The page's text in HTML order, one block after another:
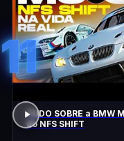
11
TUDO SOBRE a BMW
do NFS SHIFT